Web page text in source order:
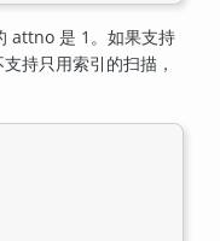
attno 是 1。如果支持
持只用索引的扫描，